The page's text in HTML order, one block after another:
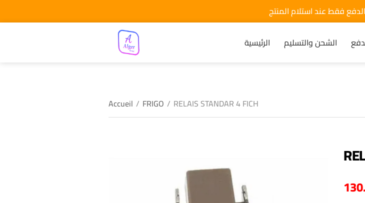
فقط عند استلام المنتج
الرئيسية الشحن والتسليم
Accueil / FRIGO / RELAIS STANDAR 4 FICH